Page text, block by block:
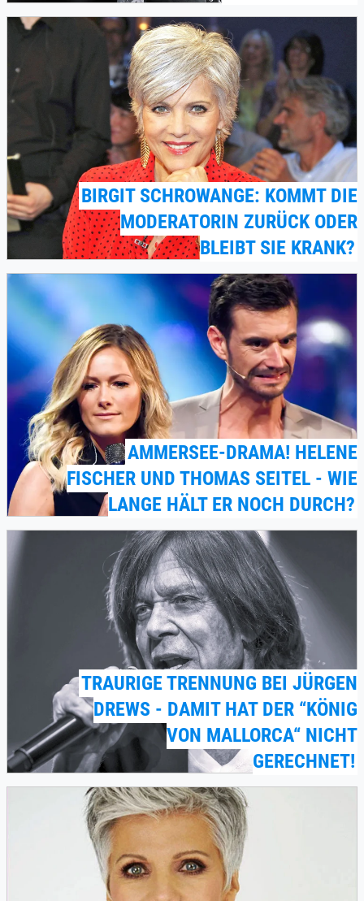
BIRGIT SCHROWANGE: KOMMT DIE
MODERATORIN ZURÜCK ODER
BLEIBT SIE KRANK?
AMMERSEE-DRAMA! HELENE
FISCHER UND THOMAS SEITEL - WIE
LANGE HÄLT ER NOCH DURCH?
TRAURIGE TRENNUNG BEI JÜRGEN
DREWS - DAMIT HAT DER “KÖNIG
VON MALLORCA“ NICHT
GERECHNET!